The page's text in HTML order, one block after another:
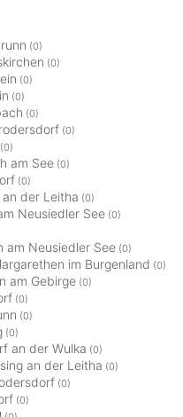
(0)
(0)
(0)
(0)
(0)
(0)
(0)
am See (0)
(0)
der Leitha (0)
Neusiedler See (0)
am Neusiedler See (0)
im Burgenland (0)
am Gebirge (0)
(0)
(0)
(0)
an der Wulka (0)
an der Leitha (0)
(0)
(0)